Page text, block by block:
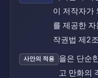
이 저작자가
를 제공한
작권법 제2
사안의 적용
을은 단순
고 만화의